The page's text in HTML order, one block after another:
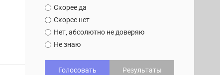
Скорее да
Скорее нет
Нет, абсолютно не доверяю
Не знаю
Голосовать Результаты